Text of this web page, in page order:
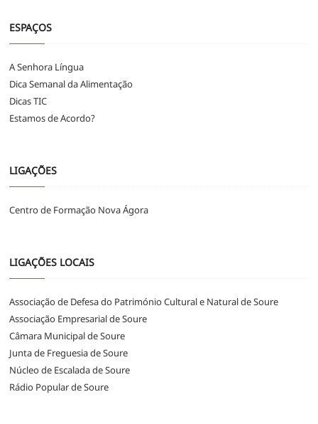
ESPAÇOS
A Senhora Língua
Dica Semanal da Alimentação
Dicas TIC
Estamos de Acordo?
LIGAÇÕES
Centro de Formação Nova Ágora
LIGAÇÕES LOCAIS
Associação de Defesa do Património Cultural e Natural de Soure
Associação Empresarial de Soure
Câmara Municipal de Soure
Junta de Freguesia de Soure
Núcleo de Escalada de Soure
Rádio Popular de Soure